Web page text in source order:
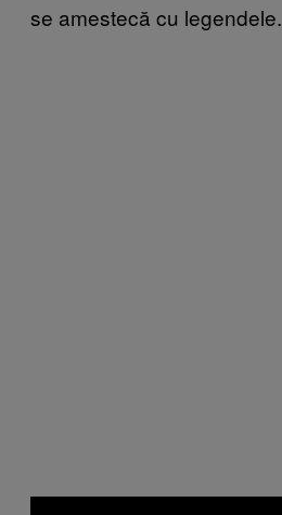
se amestecă cu legendele.